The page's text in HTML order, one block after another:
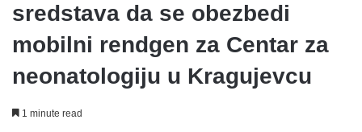
sredstava da se obezbedi
mobilni rendgen za Centar za
neonatologiju u Kragujevcu
1 minute read